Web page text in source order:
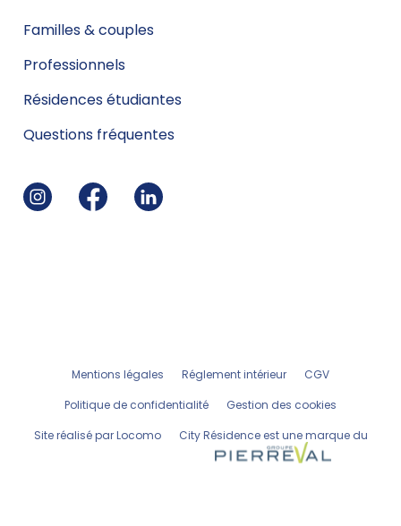
Familles & couples
Professionnels
Résidences étudiantes
Questions fréquentes
Mentions légales Réglement intérieur
CGV
Politique de confidentialité
Gestion des cookies
Site réalisé par Locomo
City Résidence est une marque du